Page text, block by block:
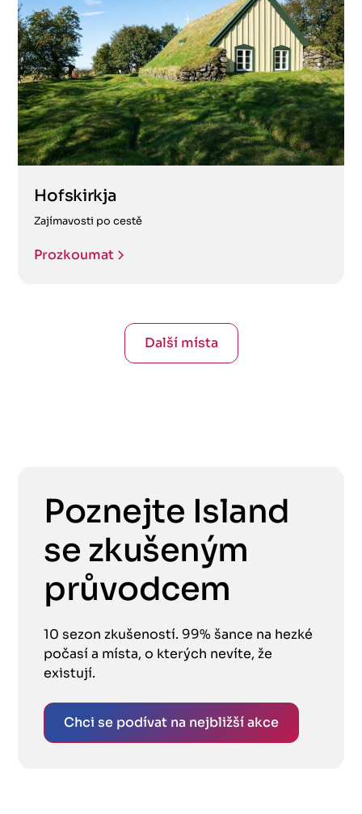
Hofskirkja
Zajímavosti po cestě
Prozkoumat
Další místa
Poznejte Island
se zkušeným
průvodcem
10 sezon zkušeností. 99% šance na hezké
počasí a místa, o kterých nevíte, že
existují.
Chci se podívat na nejbližší akce